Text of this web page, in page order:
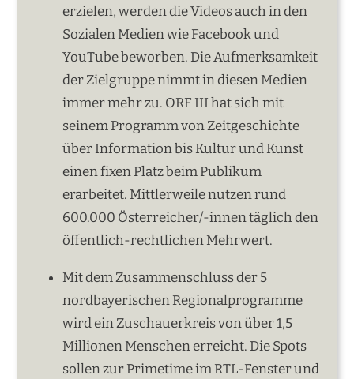
erzielen, werden die Videos auch in den
Sozialen Medien wie Facebook und
YouTube beworben. Die Aufmerksamkeit
der Zielgruppe nimmt in diesen Medien
immer mehr zu. ORF III hat sich mit
seinem Programm von Zeitgeschichte
über Information bis Kultur und Kunst
einen fixen Platz beim Publikum
erarbeitet. Mittlerweile nutzen rund
600.000 Österreicher/-innen täglich den
öffentlich-rechtlichen Mehrwert.
Mit dem Zusammenschluss der 5
nordbayerischen Regionalprogramme
wird ein Zuschauerkreis von über 1,5
Millionen Menschen erreicht. Die Spots
sollen zur Primetime im RTL-Fenster und